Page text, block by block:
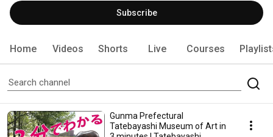
Subscribe
Home Videos Shorts Live Courses
Gunma Prefectural
Tatebayashi Museum of Art in